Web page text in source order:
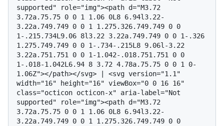
supported" role="img"><path d="M3.72
3.72a.75.75 0 0 1 1.06 0L8 6.94l3.22-
3.22a.749.749 0 0 1 1.275.326.749.749 0 0
1-.215.734L9.06 8l3.22 3.22a.749.749 0 0 1-.326
1.275.749.749 0 0 1-.734-.215L8 9.06l-3.22
3.22a.751.751 0 0 1-1.042-.018.751.751 0 0
1-.018-1.042L6.94 8 3.72 4.78a.75.75 0 0 1 0-
1.06Z"></path></svg> | <svg version="1.1"
width="16" height="16" viewBox="0 0 16 16"
class="octicon octicon-x" aria-label="Not
supported" role="img"><path d="M3.72
3.72a.75.75 0 0 1 1.06 0L8 6.94l3.22-
3.22a.749.749 0 0 1 1.275.326.749.749 0 0